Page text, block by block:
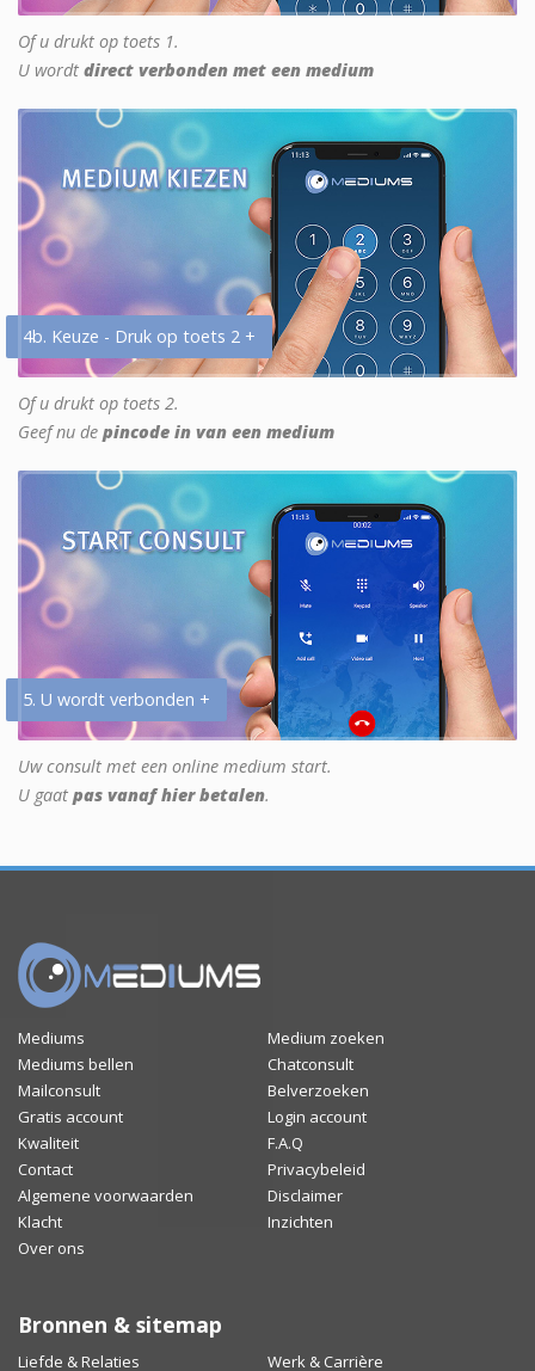
Of u drukt op toets 1.
U wordt direct verbonden met een medium
4b. Keuze - Druk op toets 2 +
Of u drukt op toets 2.
Geef nu de pincode in van een medium
5. U wordt verbonden +
Uw consult met een online medium start.
U gaat pas vanaf hier betalen.
Mediums
Medium zoeken
Mediums bellen
Chatconsult
Mailconsult
Belverzoeken
Gratis account
Login account
Kwaliteit
F.A.Q
Contact
Privacybeleid
Algemene voorwaarden
Disclaimer
Klacht
Inzichten
Over ons
Bronnen & sitemap
Liefde & Relaties Werk & Carrière